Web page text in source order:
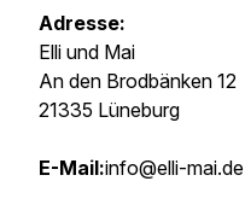
Adresse:
Elli und Mai
An den Brodbänken 12
21335 Lüneburg
E-Mail:info@elli-mai.de